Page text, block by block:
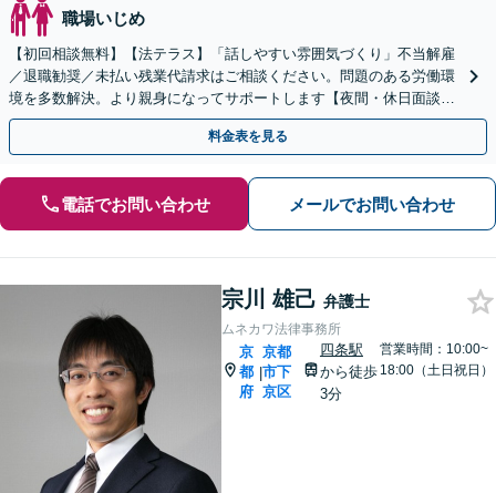
職場いじめ
【初回相談無料】【法テラス】「話しやすい雰囲気づくり」不当解雇
／退職勧奨／未払い残業代請求はご相談ください。問題のある労働環
境を多数解決。より親身になってサポートします【夜間・休日面談】
【四条駅徒歩4分／五条駅徒歩2分】
料金表を見る
電話でお問い合わせ メールでお問い合わせ
宗川 雄己 弁護士
ムネカワ法律事務所
京
都
府
|
京都
市下
京区
四条駅
から徒歩
3分
営業時間：10:00~
18:00（土日祝日）